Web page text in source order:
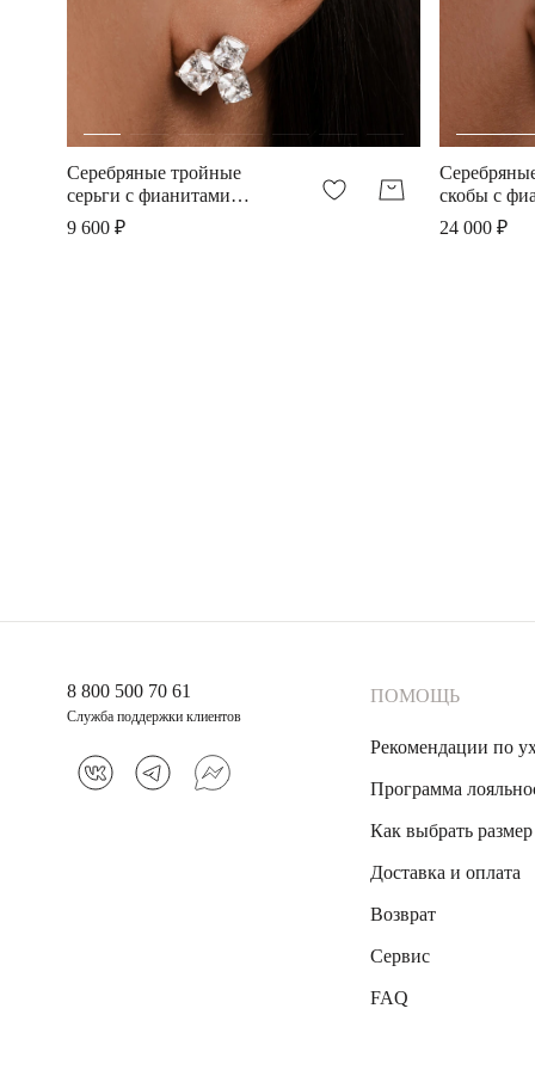
Серебряные тройные
серьги с фианитами
Грация
9 600 ₽
скобы с
Грация
24 000 ₽
8 800 500 70 61
Служба поддержки клиентов
ПОМОЩЬ
Рекомендации по
Программа
Как выбрать размер
Доставка и оплата
Возврат
Сервис
FAQ